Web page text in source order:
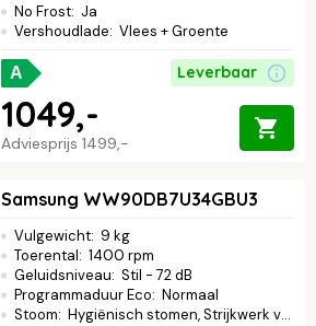
No Frost: Ja
Vershoudlade: Vlees + Groente
A Leverbaar
Adviesprijs 1499,-
1049,-
Samsung WW90DB7U34GBU3
Vulgewicht: 9 kg
Toerental: 1400 rpm
Geluidsniveau: Stil - 72 dB
Programmaduur Eco: Normaal
Stoom: Hygiënisch stomen, Strijkwerk verminderen